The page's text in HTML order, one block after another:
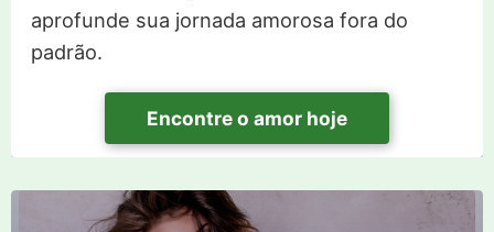
aprofunde sua jornada amorosa fora do
padrão.
Encontre o amor hoje